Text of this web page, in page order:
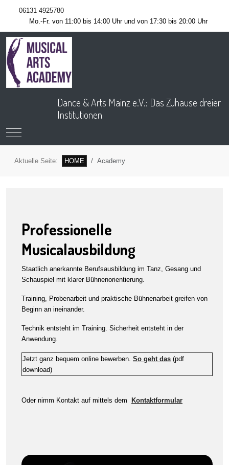
06131 4925780
Mo.-Fr. von 11:00 bis 14:00 Uhr und von 17:30 bis 20:00 Uhr
Dance & Arts Mainz e.V.: Das Zuhause dreier
Institutionen
Mobile Menu Toggle
Aktuelle Seite: HOME Academy
Professionelle
Musicalausbildung
Staatlich anerkannte Berufsausbildung im Tanz, Gesang und
Schauspiel mit klarer Bühnenorientierung.
Training, Probenarbeit und praktische Bühnenarbeit greifen von
Beginn an ineinander.
Technik entsteht im Training. Sicherheit entsteht in der
Anwendung.
Jetzt ganz bequem online bewerben. So geht das (pdf
download)
Oder nimm Kontakt auf mittels dem Kontaktformular